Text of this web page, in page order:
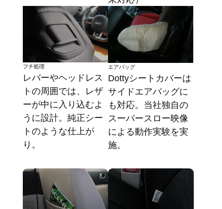
フチ処理
レバーやヘッドレス
トの周囲では、レザ
ーが中に入り込むよ
うに設計。純正シー
トのような仕上が
り。
エアバッグ
Dottyシートカバーは
サイドエアバッグに
も対応。当社独自の
スーパースロー映像
による動作実験を実
施。